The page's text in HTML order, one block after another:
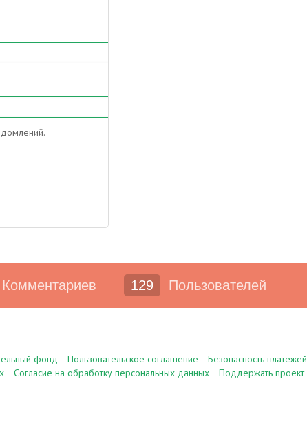
Комментариев 129 Пользователей
фонд Пользовательское соглашение
Безопасность платежей
Согласие на обработку персональных данных
Поддержать проект